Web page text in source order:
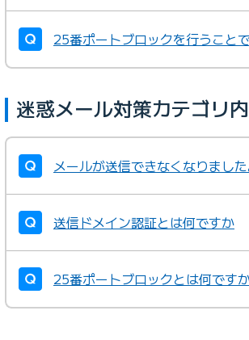
25番ポートブロックを行うこと
迷惑メール対策カテゴリ
メールが送信できなくなりまし
送信ドメイン認証とは何ですか
25番ポートブロックとは何です